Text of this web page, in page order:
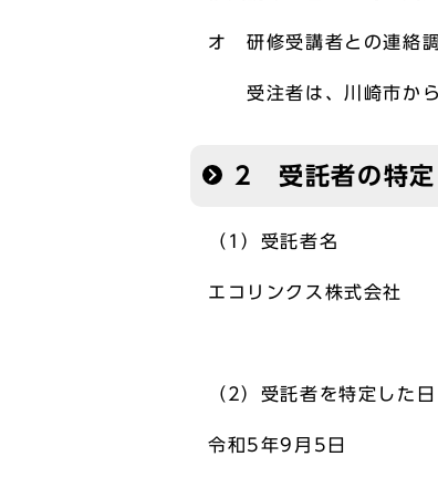
オ 研修受講者との連絡
受注者は、川崎市から
2 受託者の特定
（1）受託者名
エコリンクス株式会社
（2）受託者を特定した日
令和5年9月5日